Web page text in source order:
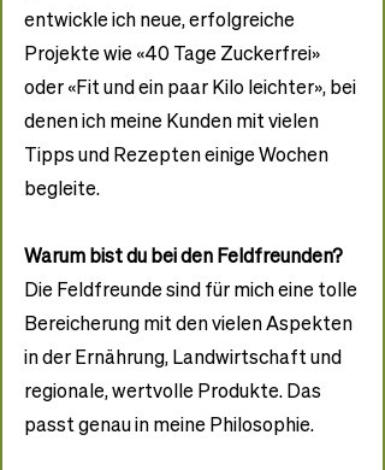
entwickle ich neue, erfolgreiche
Projekte wie «40 Tage Zuckerfrei»
oder «Fit und ein paar Kilo leichter», bei
denen ich meine Kunden mit vielen
Tipps und Rezepten einige Wochen
begleite.
Warum bist du bei den Feldfreunden?
Die Feldfreunde sind für mich eine tolle
Bereicherung mit den vielen Aspekten
in der Ernährung, Landwirtschaft und
regionale, wertvolle Produkte. Das
passt genau in meine Philosophie.